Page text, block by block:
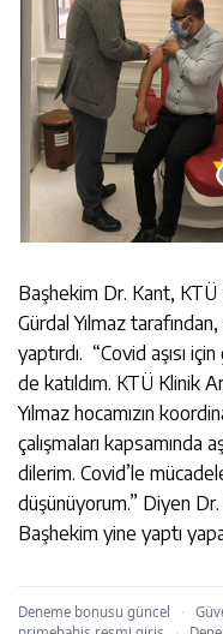
Başhekim Dr. Kant,
Gürdal Yılmaz tarafından,
yaptırdı. “Covid aşısı
de katıldım. KTÜ Klinik
Yılmaz hocamızın
çalışmaları kapsamında
dilerim. Covid’le
düşünüyorum.” Diyen
Başhekim yine yaptı
Deneme bonusu güncel ·